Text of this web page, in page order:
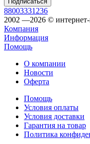
88003331236
2002 —2026 © интернет-
Компания
Информация
Помощь
О компании
Новости
Оферта
Помощь
Условия оплаты
Условия доставки
Гарантия на товар
Политика